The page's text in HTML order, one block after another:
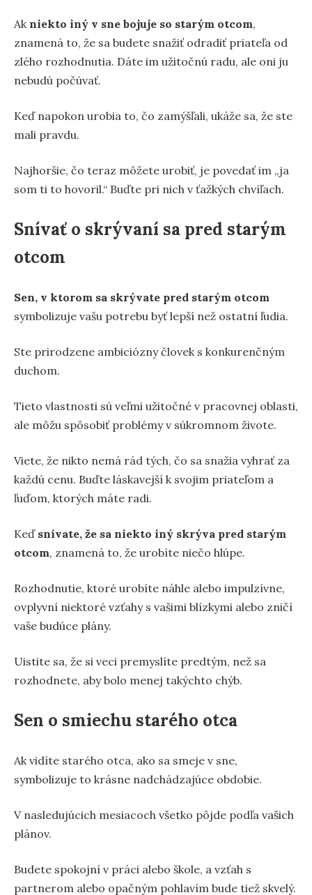
Ak niekto iný v sne bojuje so starým otcom,
znamená to, že sa budete snažiť odradiť priateľa od
zlého rozhodnutia. Dáte im užitočnú radu, ale oni ju
nebudú počúvať.
Keď napokon urobia to, čo zamýšľali, ukáže sa, že ste
mali pravdu.
Najhoršie, čo teraz môžete urobiť, je povedať im „ja
som ti to hovoril.“ Buďte pri nich v ťažkých chvíľach.
Snívať o skrývaní sa pred starým
otcom
Sen, v ktorom sa skrývate pred starým otcom
symbolizuje vašu potrebu byť lepší než ostatní ľudia.
Ste prirodzene ambiciózny človek s konkurenčným
duchom.
Tieto vlastnosti sú veľmi užitočné v pracovnej oblasti,
ale môžu spôsobiť problémy v súkromnom živote.
Viete, že nikto nemá rád tých, čo sa snažia vyhrať za
každú cenu. Buďte láskavejší k svojim priateľom a
ľuďom, ktorých máte radi.
Keď snívate, že sa niekto iný skrýva pred starým
otcom, znamená to, že urobíte niečo hlúpe.
Rozhodnutie, ktoré urobíte náhle alebo impulzívne,
ovplyvní niektoré vzťahy s vašimi blízkymi alebo zničí
vaše budúce plány.
Uistite sa, že si veci premyslíte predtým, než sa
rozhodnete, aby bolo menej takýchto chýb.
Sen o smiechu starého otca
Ak vidíte starého otca, ako sa smeje v sne,
symbolizuje to krásne nadchádzajúce obdobie.
V nasledujúcich mesiacoch všetko pôjde podľa vašich
plánov.
Budete spokojní v práci alebo škole, a vzťah s
partnerom alebo opačným pohlavím bude tiež skvelý.